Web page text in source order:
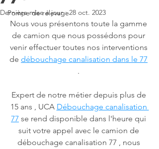
Pompe de relevage
Dernière mise à jour :28 oct. 2023
Nous vous présentons toute la gamme
de camion que nous possédons pour
venir effectuer toutes nos interventions
de débouchage canalisation dans le 77
.
Expert de notre métier depuis plus de
15 ans , UCA Débouchage canalisation
77 se rend disponible dans l'heure qui
suit votre appel avec le camion de
débouchage canalisation 77 , nous